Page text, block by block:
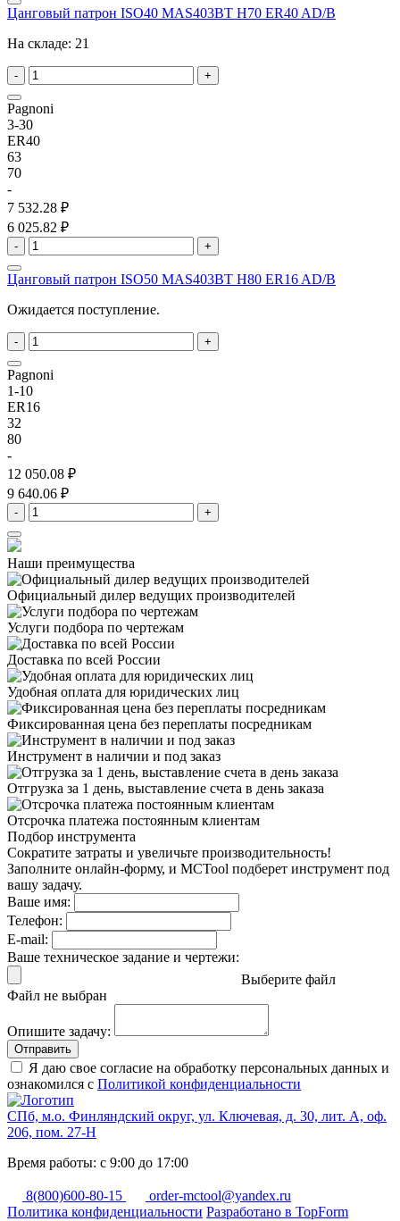
Цанговый патрон ISO40 MAS403BT H70 ER40 AD/B
На складе: 21
- +
Pagnoni
3-30
ER40
63
70
-
7 532.28 ₽
6 025.82 ₽
- +
Цанговый патрон ISO50 MAS403BT H80 ER16 AD/B
Ожидается поступление.
- +
Pagnoni
1-10
ER16
32
80
-
12 050.08 ₽
9 640.06 ₽
- +
Наши преимущества
Официальный дилер ведущих производителей
Услуги подбора по чертежам
Доставка по всей России
Удобная оплата для юридических лиц
Фиксированная цена без переплаты посредникам
Инструмент в наличии и под заказ
Отгрузка за 1 день, выставление счета в день заказа
Отсрочка платежа постоянным клиентам
Подбор инструмента
Сократите затраты и увеличьте производительность!
Заполните онлайн-форму, и MCTool подберет инструмент под
вашу задачу.
Ваше имя:
Телефон:
E-mail:
Ваше техническое задание и чертежи:
Выберите файл
Файл не выбран
Опишите задачу:
Отправить
Я даю свое согласие на обработку персональных данных и
ознакомился с Политикой конфиденциальности
СПб, м.о. Финляндский округ, ул. Ключевая, д. 30, лит. А, оф.
206, пом. 27-Н
Время работы: с 9:00 до 17:00
8(800)600-80-15
order-mctool@yandex.ru
Политика конфиденциальности Разработано в TopForm